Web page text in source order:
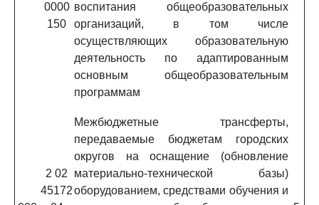
0000
150
воспитания общеобразовательных
организаций, в том числе
осуществляющих образовательную
деятельность по адаптированным
основным общеобразовательным
программам
2 02
45172
Межбюджетные трансферты,
передаваемые бюджетам городских
округов на оснащение (обновление
материально-технической базы)
оборудованием, средствами обучения и